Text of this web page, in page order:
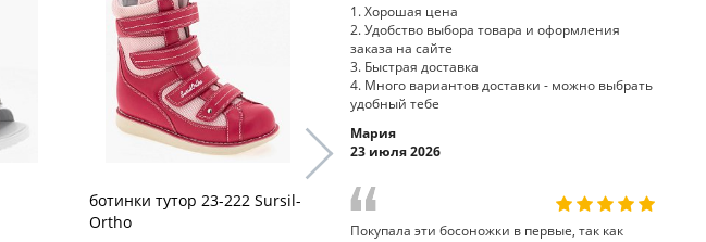
ботинки тутор 23-222 Sursil-
Ortho
ботинки тутор 23-220 Sursil-
1. Хорошая цена
2. Удобство выбора товара и оформления
заказа на сайте
3. Быстрая доставка
4. Много вариантов доставки - можно выбрать
удобный тебе
Мария
23 июля 2026
Покупала эти босоножки в первые, так как